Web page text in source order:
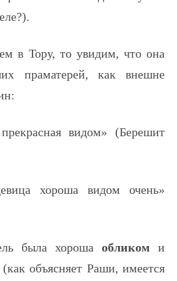
в Тору, то увидим, что она
праматерей, как внешне
видом» (Берешит
хороша видом очень»
была хороша обликом и
(как объясняет Раши, имеется